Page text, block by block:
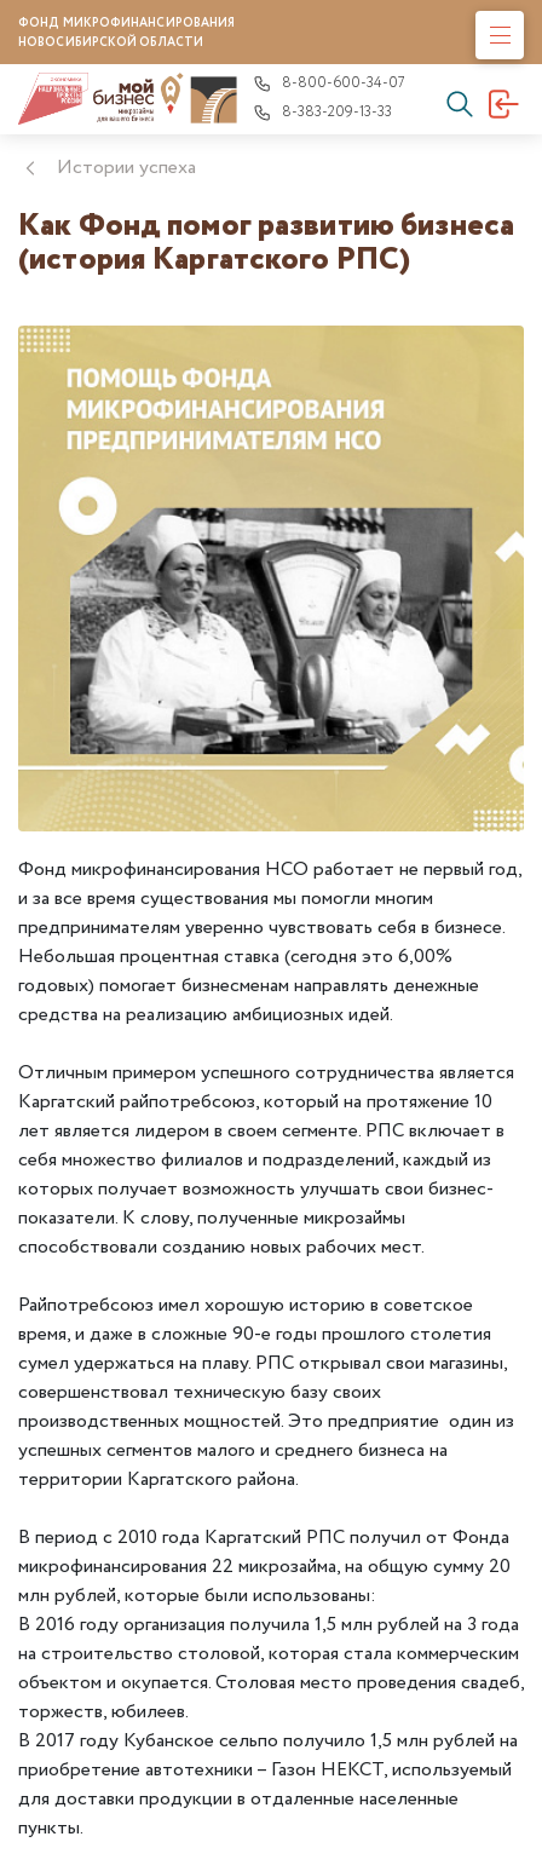
ФОНД МИКРОФИНАНСИРОВАНИЯ
НОВОСИБИРСКОЙ ОБЛАСТИ
8-800-600-34-07
8-383-209-13-33
Истории успеха
Как Фонд помог развитию бизнеса
(история Каргатского РПС)
Фонд микрофинансирования НСО работает не первый год,
и за все время существования мы помогли многим
предпринимателям уверенно чувствовать себя в бизнесе.
Небольшая процентная ставка (сегодня это 6,00%
годовых) помогает бизнесменам направлять денежные
средства на реализацию амбициозных идей.
Отличным примером успешного сотрудничества является
Каргатский райпотребсоюз, который на протяжение 10
лет является лидером в своем сегменте. РПС включает в
себя множество филиалов и подразделений, каждый из
которых получает возможность улучшать свои бизнес-
показатели. К слову, полученные микрозаймы
способствовали созданию новых рабочих мест.
Райпотребсоюз имел хорошую историю в советское
время, и даже в сложные 90-е годы прошлого столетия
сумел удержаться на плаву. РПС открывал свои магазины,
совершенствовал техническую базу своих
производственных мощностей. Это предприятие один из
успешных сегментов малого и среднего бизнеса на
территории Каргатского района.
В период с 2010 года Каргатский РПС получил от Фонда
микрофинансирования 22 микрозайма, на общую сумму 20
млн рублей, которые были использованы:
В 2016 году организация получила 1,5 млн рублей на 3 года
на строительство столовой, которая стала коммерческим
объектом и окупается. Столовая место проведения свадеб,
торжеств, юбилеев.
В 2017 году Кубанское сельпо получило 1,5 млн рублей на
приобретение автотехники – Газон НЕКСТ, используемый
для доставки продукции в отдаленные населенные
пункты.